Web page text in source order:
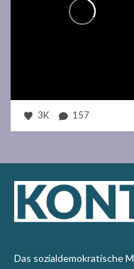
3K 157
Das sozialdemokratische